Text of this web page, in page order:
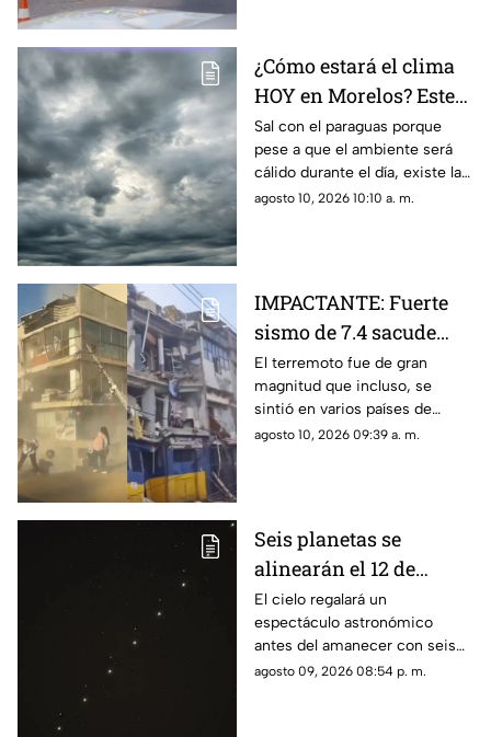
¿Cómo estará el clima
HOY en Morelos? Este
es el pronóstico para el
10 de agosto
Sal con el paraguas porque
pese a que el ambiente será
cálido durante el día, existe la
probabilidad de lluvia en
agosto 10, 2026 10:10 a. m.
IMPACTANTE: Fuerte
sismo de 7.4 sacude
Colombia; este es el
saldo hasta el
momento
El terremoto fue de gran
magnitud que incluso, se
sintió en varios países de
Sudamérica
agosto 10, 2026 09:39 a. m.
Seis planetas se
alinearán el 12 de
agosto: así podrás
observar el fenómeno
desde Morelos
El cielo regalará un
espectáculo astronómico
antes del amanecer con seis
planetas visibles desde
agosto 09, 2026 08:54 p. m.